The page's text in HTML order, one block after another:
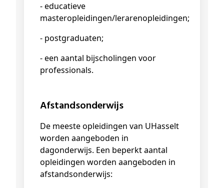
- educatieve
masteropleidingen/lerarenopleidingen;
- postgraduaten;
- een aantal bijscholingen voor
professionals.
Afstandsonderwijs
De meeste opleidingen van UHasselt
worden aangeboden in
dagonderwijs. Een beperkt aantal
opleidingen worden aangeboden in
afstandsonderwijs: